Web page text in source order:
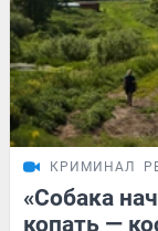
КРИМИНАЛ
«Собака
копать —